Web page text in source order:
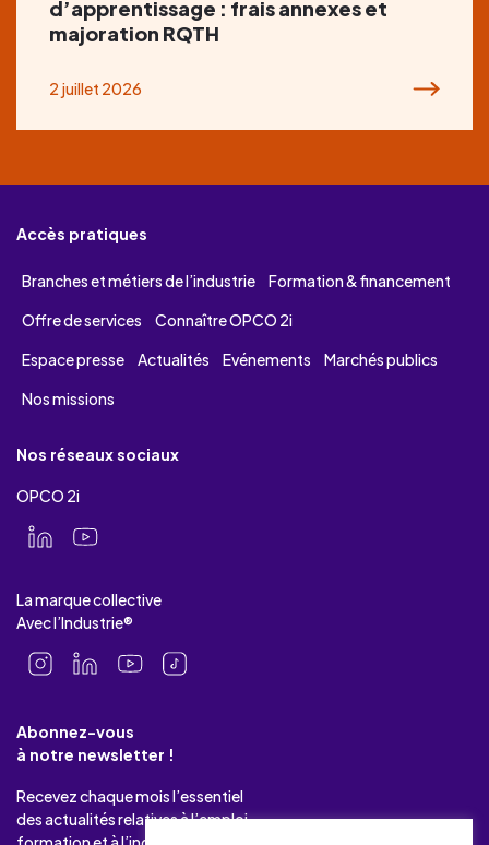
d’apprentissage : frais annexes et
majoration RQTH
2 juillet 2026
Accès pratiques
Branches et métiers de l’industrie
Formation & financement
Offre de services
Connaître OPCO 2i
Espace presse
Actualités Evénements
Marchés publics
Nos missions
Nos réseaux sociaux
OPCO 2i
La marque collective
Avec l’Industrie®
Abonnez-vous
à notre newsletter !
Recevez chaque mois l’essentiel
des actualités relatives à l’emploi-